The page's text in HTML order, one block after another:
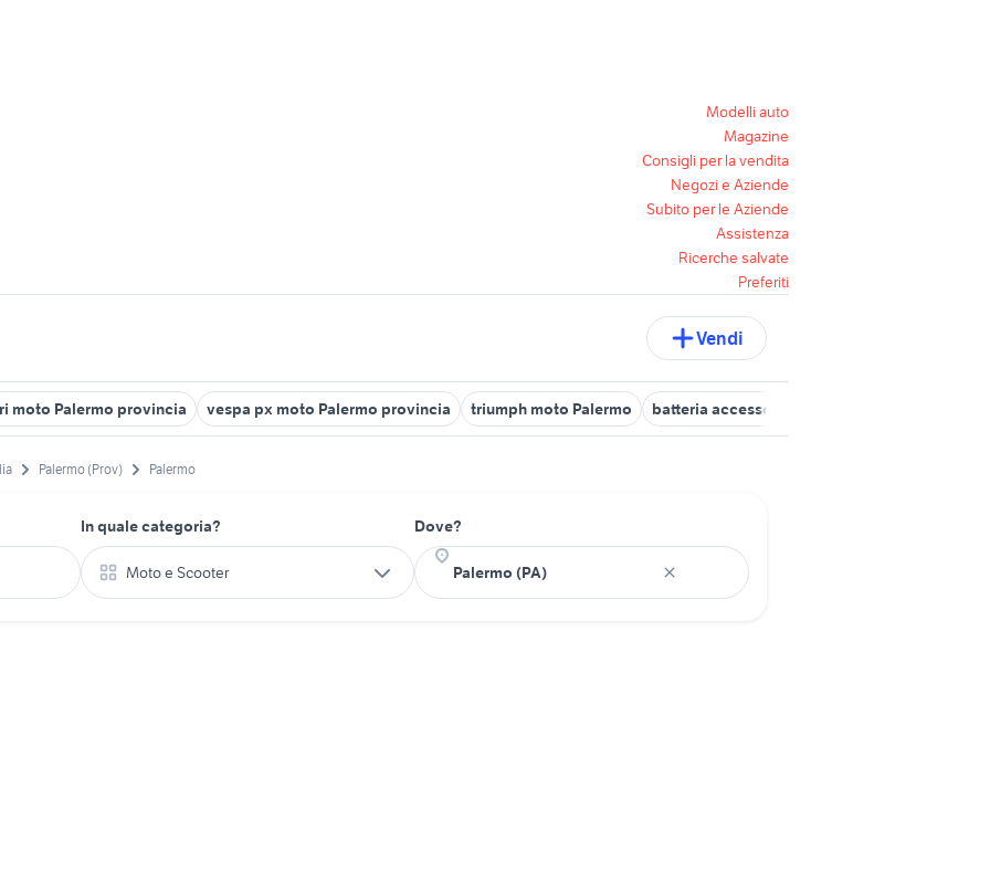
Modelli auto
Magazine
Consigli per la vendita
Negozi e Aziende
Subito per le Aziende
Assistenza
Ricerche salvate
Preferiti
Vendi
moto Palermo provincia vespa px moto Palermo provincia triumph moto Palermo batteria accessori moto Palermo provincia
Palermo (Prov) Palermo
In quale categoria?
Moto e Scooter
Dove?